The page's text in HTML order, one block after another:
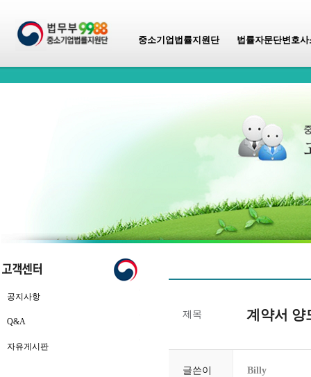
중소기업법률지원단 법률자문단변호사
공지사항
Q&A
자유게시판
제목 계약서 양
글쓴이 Billy